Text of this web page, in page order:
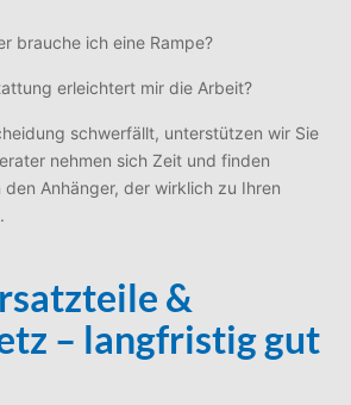
brauche ich eine Rampe?
erleichtert mir die Arbeit?
schwerfällt, unterstützen wir Sie
nehmen sich Zeit und finden
Anhänger, der wirklich zu Ihren
&
– langfristig gut